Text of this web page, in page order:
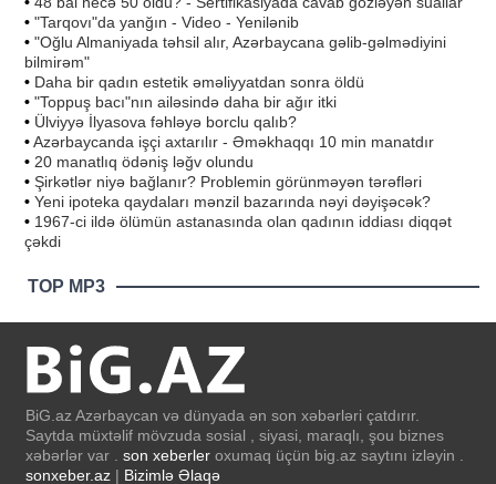
• "Tarqovı"da yanğın - Video - Yenilənib
• "Oğlu Almaniyada təhsil alır, Azərbaycana gəlib-gəlmədiyini
bilmirəm"
• Daha bir qadın estetik əməliyyatdan sonra öldü
• "Toppuş bacı"nın ailəsində daha bir ağır itki
• Ülviyyə İlyasova fəhləyə borclu qalıb?
•Azərbaycanda işçi axtarılır - Əməkhaqqı 10 min manatdır
• 20 manatlıq ödəniş ləğv olundu
• Şirkətlər niyə bağlanır? Problemin görünməyən tərəfləri
• Yeni ipoteka qaydaları mənzil bazarında nəyi dəyişəcək?
• 1967-ci ildə ölümün astanasında olan qadının iddiası diqqət
çəkdi
TOP MP3
BiG.az Azərbaycan və dünyada ən son xəbərləri çatdırır.
Saytda müxtəlif mövzuda sosial , siyasi, maraqlı, şou biznes
xəbərlər var . son xeberler oxumaq üçün big.az saytını izləyin .
sonxeber.az | Bizimlə Əlaqə